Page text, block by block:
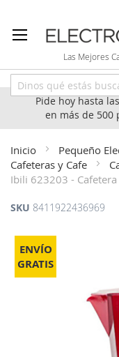
al
contenido
Las Mejores
Pide hoy hasta
en más de 500
Inicio
Pequeño
Cafeteras y Cafe
Ibili 623203 - Cafetera
ENVÍO
GRATIS
SKU 8411922436969
Saltar
final
de